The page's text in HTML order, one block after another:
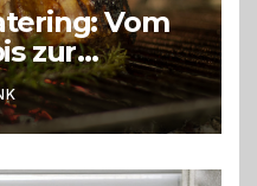
Vom
zur
Events,
und